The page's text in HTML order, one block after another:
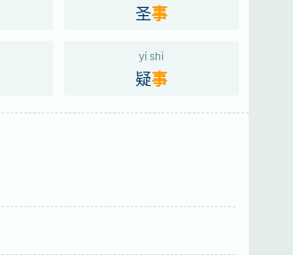
圣事
yí shì
疑事